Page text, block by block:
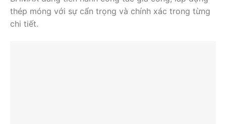
thép móng với sự cẩn trọng và chính xác trong từng
chi tiết.